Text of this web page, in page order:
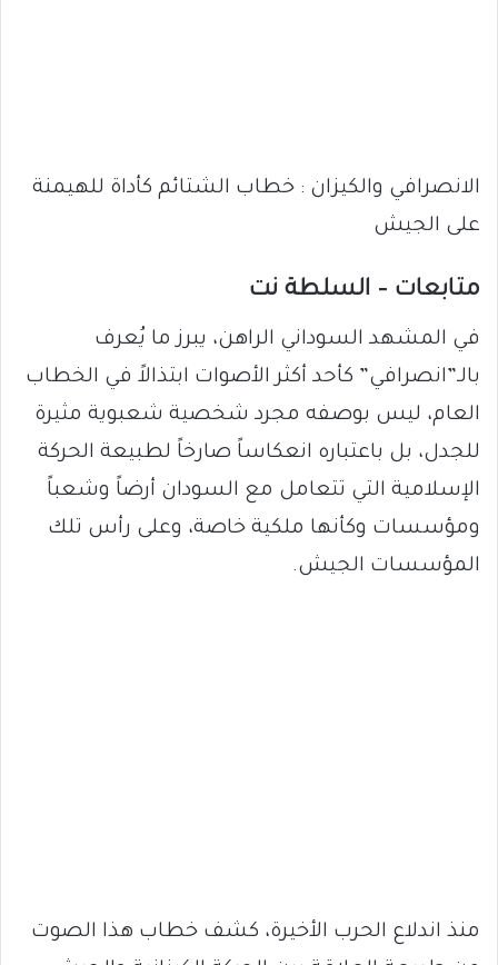
الانصرافي والكيزان : خطاب الشتائم كأداة للهيمنة
على الجيش
متابعات – السلطة نت
في المشهد السوداني الراهن، يبرز ما يُعرف
بالـ”انصرافي” كأحد أكثر الأصوات ابتذالاً في الخطاب
العام، ليس بوصفه مجرد شخصية شعبوية مثيرة
للجدل، بل باعتباره انعكاساً صارخاً لطبيعة الحركة
الإسلامية التي تتعامل مع السودان أرضاً وشعباً
ومؤسسات وكأنها ملكية خاصة، وعلى رأس تلك
المؤسسات الجيش.
منذ اندلاع الحرب الأخيرة، كشف خطاب هذا الصوت